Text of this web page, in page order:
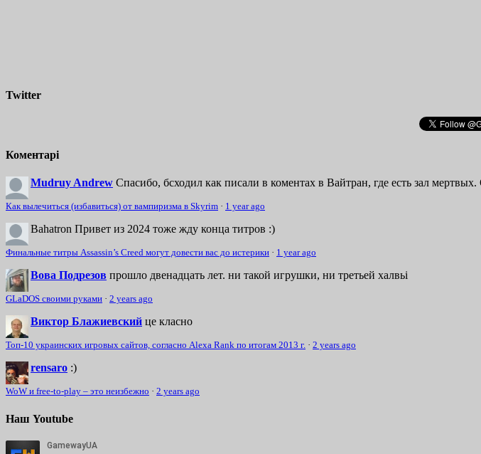
Twitter
Коментарі
Mudruy Andrew Спасибо, бсходил как писали в коментах в Вайтран, где есть зал
Как вылечиться (избавиться) от вампиризма в Skyrim · 1 year ago
Bahatron Привет из 2024 тоже жду конца титров :)
Финальные титры Assassin’s Creed могут довести вас до истерики · 1 year ago
Вова Подрезов прошло двенадцать лет. ни такой игрушки, ни третьей халвьі
GLaDOS своими руками · 2 years ago
Виктор Блажиевский це класно
Топ-10 украинских игровых сайтов, согласно Alexa Rank по итогам 2013 г. · 2 years ago
rensaro :)
WoW и free-to-play – это неизбежно · 2 years ago
Наш Youtube